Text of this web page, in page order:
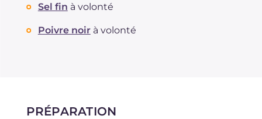
Sel fin à volonté
Poivre noir à volonté
PRÉPARATION